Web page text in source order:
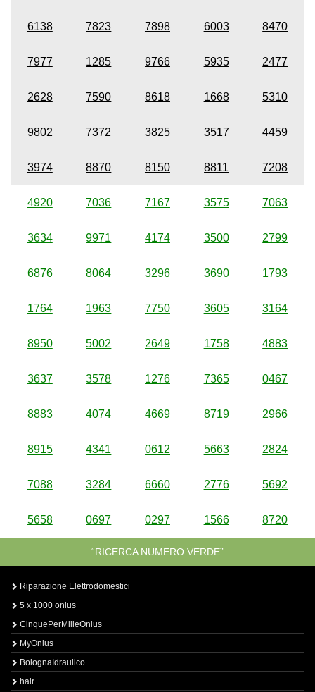
6138 7823 7898 6003 8470
7977 1285 9766 5935 2477
2628 7590 8618 1668 5310
9802 7372 3825 3517 4459
3974 8870 8150 8811 7208
4920 7036 7167 3575 7063
3634 9971 4174 3500 2799
6876 8064 3296 3690 1793
1764 1963 7750 3605 3164
8950 5002 2649 1758 4883
3637 3578 1276 7365 0467
8883 4074 4669 8719 2966
8915 4341 0612 5663 2824
7088 3284 6660 2776 5692
5658 0697 0297 1566 8720
“RICERCA NUMERO VERDE”
Riparazione Elettrodomestici
5 x 1000 onlus
CinquePerMilleOnlus
MyOnlus
BolognaIdraulico
hair